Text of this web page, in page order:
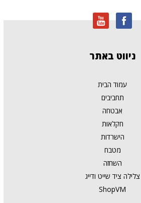
ניווט באתר
עמוד הבית
תחביבים
אבטחה
חקלאות
הישרדות
מטבח
השחזה
צלילה ציד שייט ודייג
ShopVM